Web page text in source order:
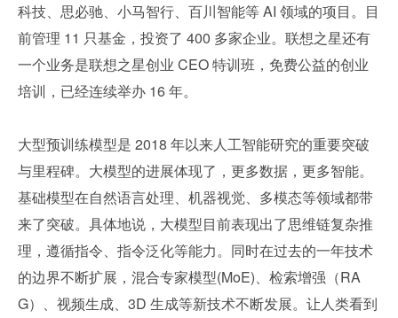
科技、思必驰、小马智行、百川智能等 AI 领域的项目。目
前管理 11 只基金，投资了 400 多家企业。联想之星还有
一个业务是联想之星创业 CEO 特训班，免费公益的创业
培训，已经连续举办 16 年。
大型预训练模型是 2018 年以来人工智能研究的重要突破
与里程碑。大模型的进展体现了，更多数据，更多智能。
基础模型在自然语言处理、机器视觉、多模态等领域都带
来了突破。具体地说，大模型目前表现出了思维链复杂推
理，遵循指令、指令泛化等能力。同时在过去的一年技术
的边界不断扩展，混合专家模型(MoE)、检索增强（RA
G）、视频生成、3D 生成等新技术不断发展。让人类看到